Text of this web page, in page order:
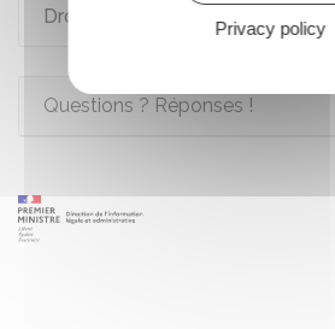
Droit de préemption urbain (DPU)
Questions ? Réponses !
Privacy policy